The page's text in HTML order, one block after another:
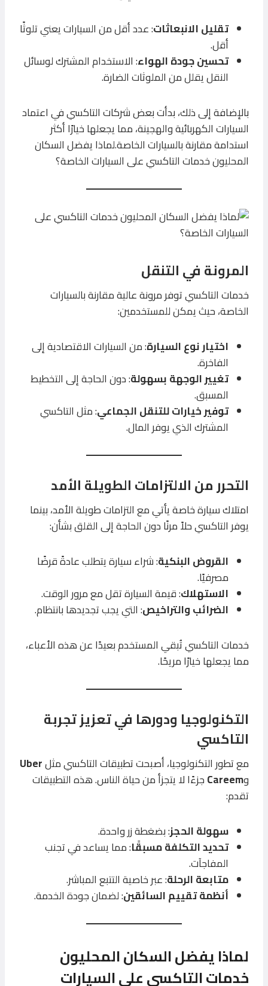
تقليل الانبعاثات: عدد أقل من السيارات يعني تلوثًا
أقل.
تحسين جودة الهواء: الاستخدام المشترك لوسائل
النقل يقلل من الملوثات الضارة.
بالإضافة إلى ذلك، بدأت بعض شركات التاكسي في اعتماد
السيارات الكهربائية والهجينة، مما يجعلها خيارًا أكثر
استدامة مقارنة بالسيارات الخاصة.لماذا يفضل السكان
المحليون خدمات التاكسي على السيارات الخاصة؟
المرونة في التنقل
خدمات التاكسي توفر مرونة عالية مقارنة بالسيارات
الخاصة، حيث يمكن للمستخدمين:
اختيار نوع السيارة: من السيارات الاقتصادية إلى
الفاخرة.
تغيير الوجهة بسهولة: دون الحاجة إلى التخطيط
المسبق.
توفير خيارات للتنقل الجماعي: مثل التاكسي
المشترك الذي يوفر المال.
التحرر من الالتزامات الطويلة الأمد
امتلاك سيارة خاصة يأتي مع التزامات طويلة الأمد، بينما
يوفر التاكسي حلاً مرنًا دون الحاجة إلى القلق بشأن:
القروض البنكية: شراء سيارة يتطلب عادةً قرضًا
مصرفيًا.
الاستهلاك: قيمة السيارة تقل مع مرور الوقت.
الضرائب والتراخيص: التي يجب تجديدها بانتظام.
خدمات التاكسي تُبقي المستخدم بعيدًا عن هذه الأعباء،
مما يجعلها خيارًا مريحًا.
التكنولوجيا ودورها في تعزيز تجربة
التاكسي
مع تطور التكنولوجيا، أصبحت تطبيقات التاكسي مثلUber
وCareemجزءًا لا يتجزأ من حياة الناس. هذه التطبيقات
تقدم:
سهولة الحجز: بضغطة زر واحدة.
تحديد التكلفة مسبقًا: مما يساعد في تجنب
المفاجآت.
متابعة الرحلة: عبر خاصية التتبع المباشر.
أنظمة تقييم السائقين: لضمان جودة الخدمة.
لماذا يفضل السكان المحليون
خدمات التاكسي على السيارات